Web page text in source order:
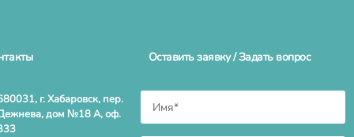
г. Хабаровск, пер.
дом №18 А, оф.
Оставить заявку / Задать вопрос